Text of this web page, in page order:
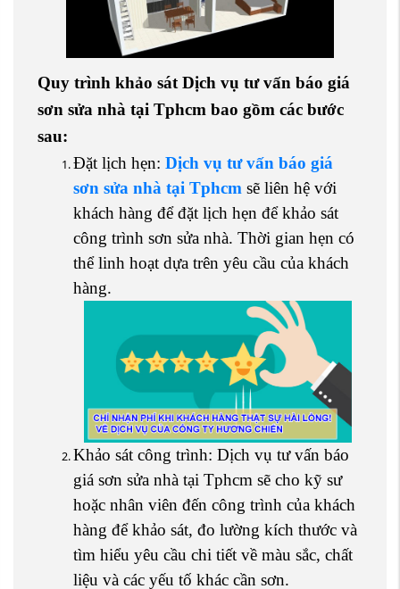
Quy trình khảo sátDịch vụ tư vấn báo giá
sơn sửa nhà tại Tphcm bao gồm các bước
sau:
Đặt lịch hẹn: Dịch vụ tư vấn báo giá
sơn sửa nhà tại Tphcm sẽ liên hệ với
khách hàng để đặt lịch hẹn để khảo sát
công trình sơn sửa nhà. Thời gian hẹn có
thể linh hoạt dựa trên yêu cầu của khách
hàng.
Khảo sát công trình: Dịch vụ tư vấn báo
giá sơn sửa nhà tại Tphcm sẽ cho kỹ sư
hoặc nhân viên đến công trình của khách
hàng để khảo sát, đo lường kích thước và
tìm hiểu yêu cầu chi tiết về màu sắc, chất
liệu và các yếu tố khác cần sơn.